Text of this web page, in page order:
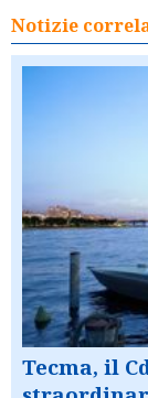
Notizie
Tecma, il